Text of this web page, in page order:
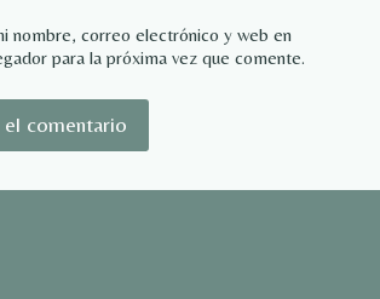
nombre, correo electrónico y web en
para la próxima vez que comente.